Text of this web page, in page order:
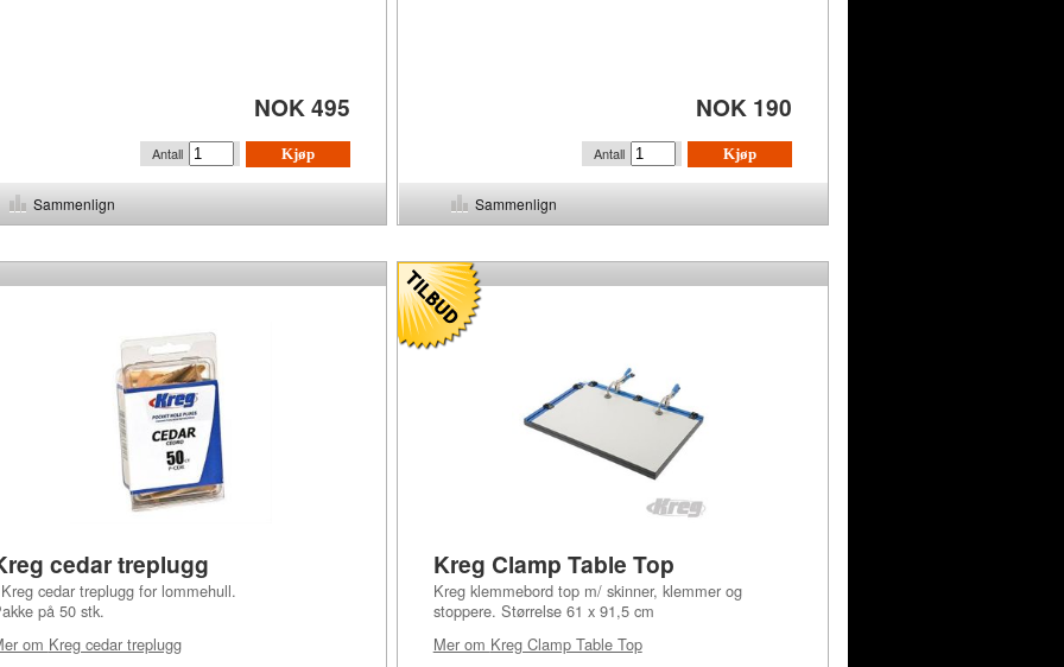
NOK 495
Kjøp
Antall
Sammenlign
NOK 190
Kjøp
Antall
Sammenlign
cedar treplugg
cedar treplugg for lommehull.
på 50 stk.
om Kreg cedar treplugg
Kreg Clamp Table Top
Kreg klemmebord top m/ skinner, klemmer og
stoppere. Størrelse 61 x 91,5 cm
Mer om Kreg Clamp Table Top